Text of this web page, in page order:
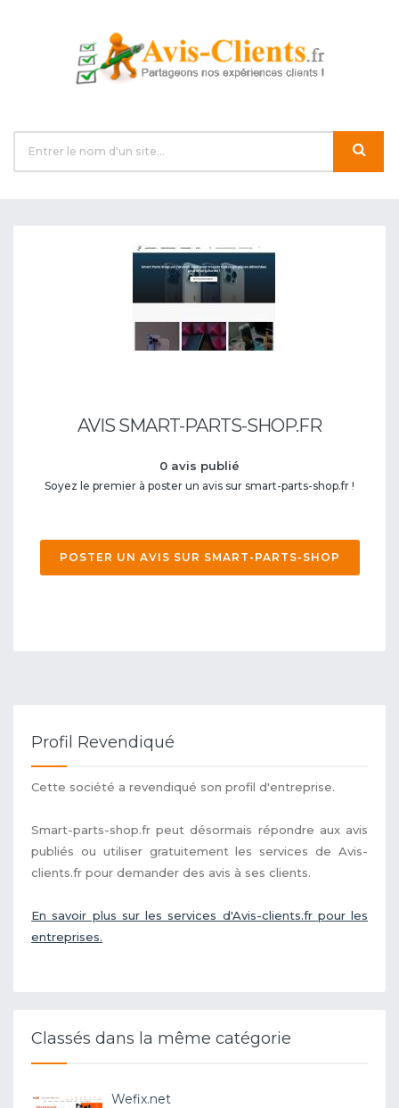
AVIS SMART-PARTS-SHOP.FR
0 avis publié
Soyez le premier à poster un avis sur smart-parts-shop.fr !
POSTER UN AVIS SUR SMART-PARTS-SHOP
Profil Revendiqué
Cette société a revendiqué son profil d'entreprise.
Smart-parts-shop.fr peut désormais répondre aux avis
publiés ou utiliser gratuitement les services de Avis-
clients.fr pour demander des avis à ses clients.
En savoir plus sur les services d'Avis-clients.fr pour les
entreprises.
Classés dans la même catégorie
Wefix.net